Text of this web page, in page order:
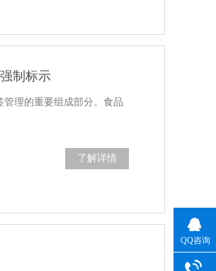
制标示
理的重要组成部分。食品
了解详情
QQ咨询